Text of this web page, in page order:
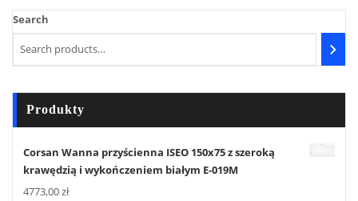
Search
Produkty
Corsan Wanna przyścienna ISEO 150x75 z szeroką
krawędzią i wykończeniem białym E-019M
4773,00zł